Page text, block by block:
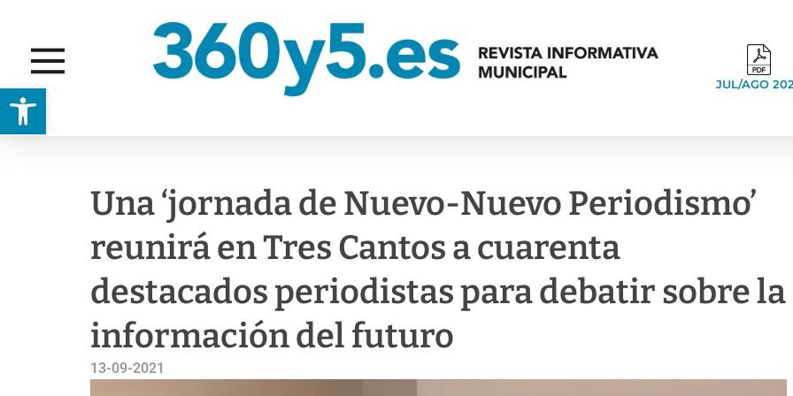
Abrir barra de herramientas JUL/AGO
Una ‘jornada de Nuevo-Nuevo Periodismo’
reunirá en Tres Cantos a cuarenta
destacados periodistas para debatir sobre la
información del futuro
13-09-2021